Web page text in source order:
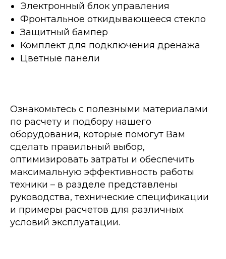
Электронный блок управления
Фронтальное откидывающееся стекло
Защитный бампер
Комплект для подключения дренажа
Цветные панели
Ознакомьтесь с полезными материалами
по расчету и подбору нашего
оборудования, которые помогут Вам
сделать правильный выбор,
оптимизировать затраты и обеспечить
максимальную эффективность работы
техники – в разделе представлены
руководства, технические спецификации
и примеры расчетов для различных
условий эксплуатации.